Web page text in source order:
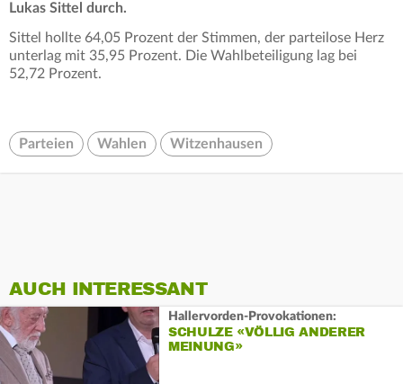
Lukas Sittel durch.
Sittel hollte 64,05 Prozent der Stimmen, der parteilose Herz
unterlag mit 35,95 Prozent. Die Wahlbeteiligung lag bei
52,72 Prozent.
Parteien Wahlen Witzenhausen
AUCH INTERESSANT
Hallervorden-Provokationen:
SCHULZE «VÖLLIG ANDERER
MEINUNG»